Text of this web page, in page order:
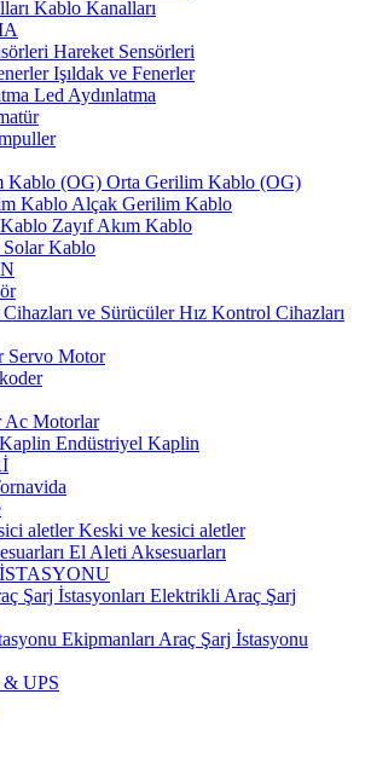
Kablo Kanalları
Hareket Sensörleri
Işıldak ve Fenerler
Led Aydınlatma
Orta Gerilim Kablo (OG)
Alçak Gerilim Kablo
Zayıf Akım Kablo
Solar Kablo
Hız Kontrol Cihazları
Servo Motor
Ac Motorlar
Endüstriyel Kaplin
Keski ve kesici aletler
El Aleti Aksesuarları
Elektrikli Araç Şarj
Araç Şarj İstasyonu
UPS